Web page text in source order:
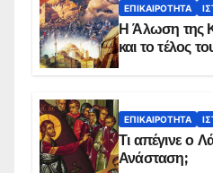
ΕΠΙΚΑΙΡΌΤΗΤΑ
Η Άλωση της
και το τέλος
ΕΠΙΚΑΙΡΌΤΗΤΑ
Τι απέγινε ο
Ανάσταση;